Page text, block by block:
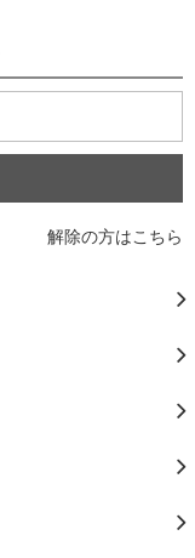
解除の方はこちら